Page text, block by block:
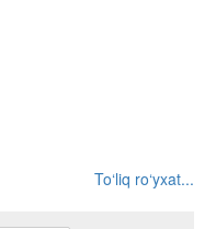
To‘liq ro‘yxat...